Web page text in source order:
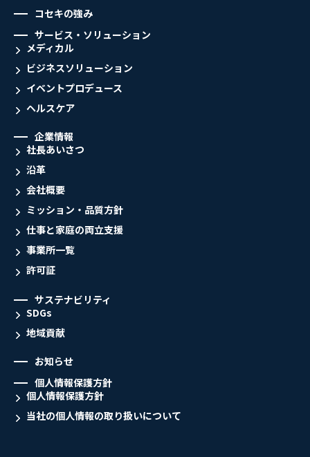
コセキの強み
サービス・ソリューション
メディカル
ビジネスソリューション
イベントプロデュース
ヘルスケア
企業情報
社長あいさつ
沿革
会社概要
ミッション・品質方針
仕事と家庭の両立支援
事業所一覧
許可証
サステナビリティ
SDGs
地域貢献
お知らせ
個人情報保護方針
個人情報保護方針
当社の個人情報の取り扱いについて